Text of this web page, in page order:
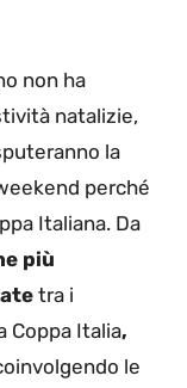
non ha
natalizie,
la
perché
Italiana. Da
più
tra i
Coppa Italia,
le